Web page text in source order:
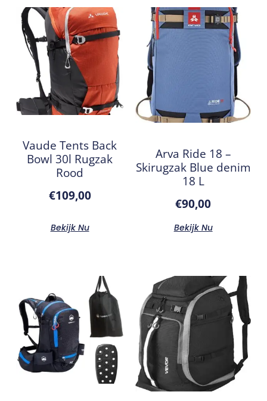
Vaude Tents Back
Bowl 30l Rugzak
Rood
€109,00
Bekijk Nu
Arva Ride 18 –
Skirugzak Blue denim
18 L
€90,00
Bekijk Nu